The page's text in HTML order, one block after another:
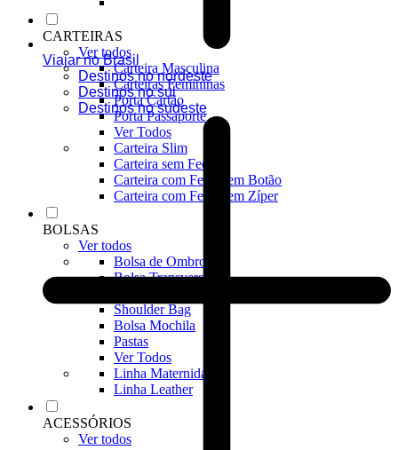
CARTEIRAS
Ver todos
Carteira Masculina
Carteiras Femininas
Porta Cartão
Porta Passaporte
Ver Todos
Carteira Slim
Carteira sem Fecho
Carteira com Fecho em Botão
Carteira com Fecho em Zíper
BOLSAS
Ver todos
Bolsa de Ombro
Bolsa Transversal
Shoulder Bag
Bolsa Mochila
Pastas
Ver Todos
Linha Maternidade
Linha Leather
ACESSÓRIOS
Ver todos
Viajar no Brasil
Destinos no nordeste
Destinos no sul
Destinos no sudeste